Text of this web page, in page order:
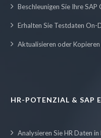
Beschleunigen Sie Ihre
Erhalten Sie Testdaten On-
Aktualisieren oder
HR-POTENZIAL & SAP
Analysieren Sie HR Daten